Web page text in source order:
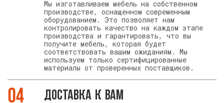
Мы изготавливаем мебель на собственном
производстве, оснащенном современным
оборудованием. Это позволяет нам
контролировать качество на каждом этапе
производства и гарантировать, что вы
получите мебель, которая будет
соответствовать вашим ожиданиям. Мы
используем только сертифицированные
материалы от проверенных поставщиков.
Доставка к Вам